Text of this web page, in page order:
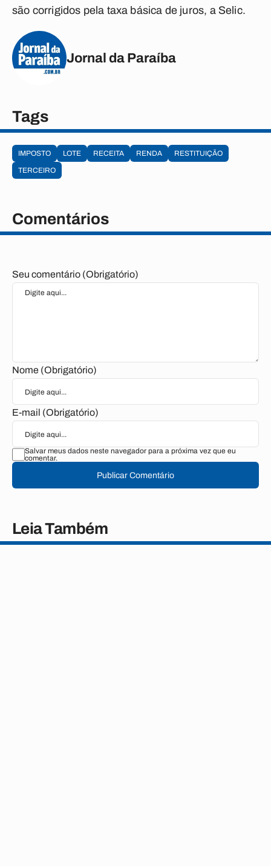
são corrigidos pela taxa básica de juros, a Selic.
Jornal da Paraíba
Tags
IMPOSTO LOTE RECEITA RENDA
RESTITUIÇÃO
TERCEIRO
Comentários
Seu comentário (Obrigatório)
Nome (Obrigatório)
E-mail (Obrigatório)
Salvar meus dados neste navegador para a próxima vez que eu
comentar.
Publicar Comentário
Leia Também